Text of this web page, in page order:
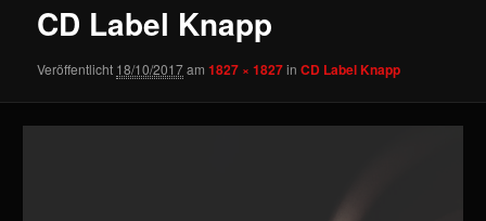
CD Label Knapp
Veröffentlicht 18/10/2017am1827 × 1827inCD Label Knapp